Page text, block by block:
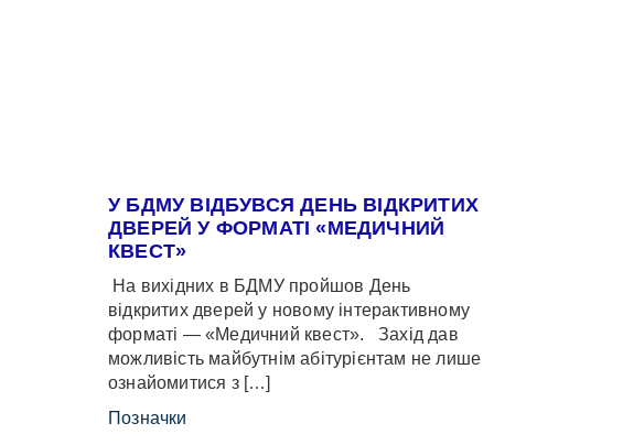
У БДМУ ВІДБУВСЯ ДЕНЬ ВІДКРИТИХ
ДВЕРЕЙ У ФОРМАТІ «МЕДИЧНИЙ
КВЕСТ»
На вихідних в БДМУ пройшов День
відкритих дверей у новому інтерактивному
форматі — «Медичний квест». Захід дав
можливість майбутнім абітурієнтам не лише
ознайомитися з […]
Позначки